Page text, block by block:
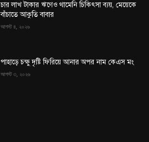
চার লাখ টাকার ঋণেও থামেনি চিকিৎসা ব্যয়, মেয়েকে
বাঁচাতে আকুতি বাবার
আগস্ট ৪, ২০২৬
পাহাড়ে চক্ষু দৃষ্টি ফিরিয়ে আনার অপর নাম কেএস মং
আগস্ট ৩, ২০২৬